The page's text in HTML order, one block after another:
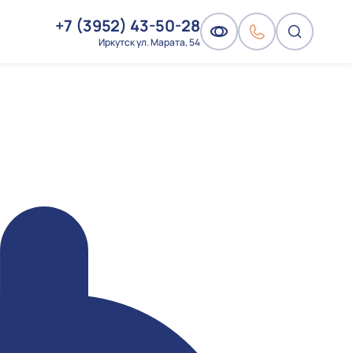
+7 (3952) 43-50-28
Иркутск ул. Марата, 54